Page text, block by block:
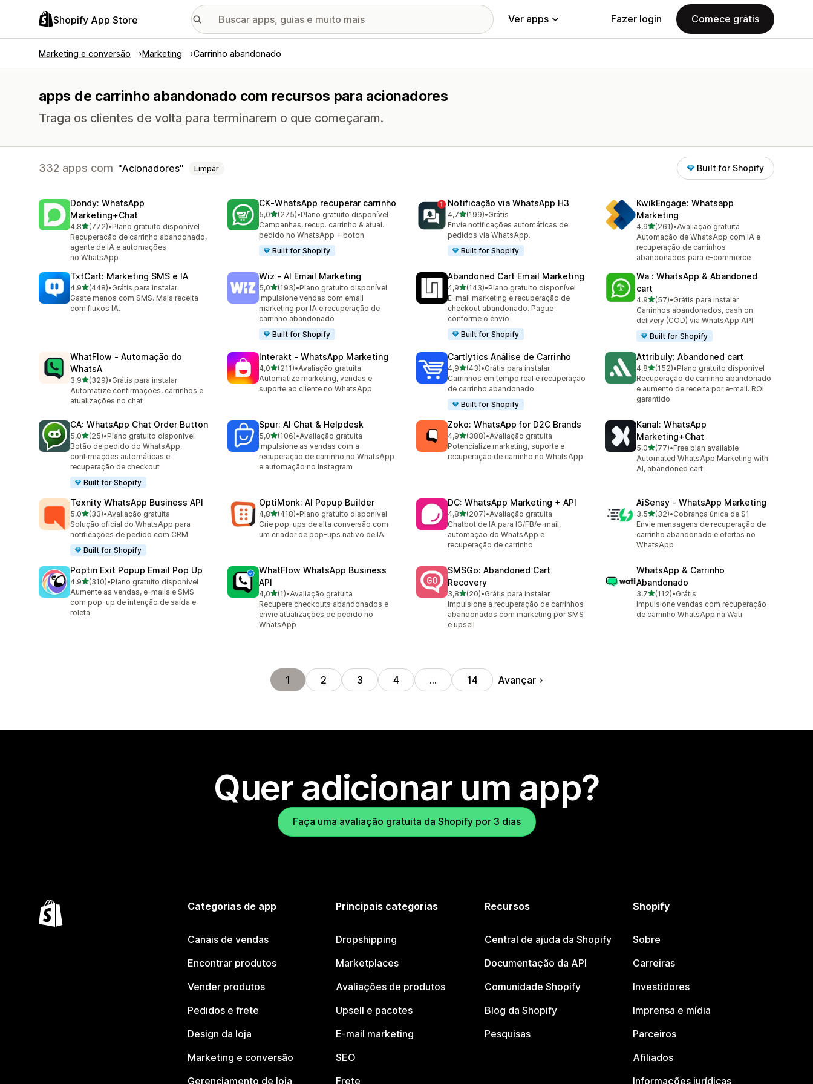
Shopify App Store Ver apps Fazer login Comece grátis
Marketing e conversão Marketing Carrinho abandonado
apps de carrinho abandonado com recursos para acionadores
Traga os clientes de volta para terminarem o que começaram.
332 apps com Acionadores Limpar Built for Shopify
Dondy: WhatsApp
Marketing+Chat
4,8de 5 estrelas
(772)
772 avaliações ao todo
•Plano gratuito disponível
Recuperação de carrinho abandonado,
agente de IA e automações
no WhatsApp
CK‑WhatsApp recuperar carrinho
5,0de 5 estrelas
(275)
275 avaliações ao todo
•Plano gratuito disponível
Campanhas, recup. carrinho & atual.
pedido no WhatsApp + boton
Built for Shopify
Notificação via WhatsApp H3
4,7de 5 estrelas
(199)
199 avaliações ao todo
•Grátis
Envie notificações automáticas de
pedidos via WhatsApp.
Built for Shopify
KwikEngage: Whatsapp
Marketing
4,9de 5 estrelas
(261)
261 avaliações ao todo
•Avaliação gratuita
Automação de WhatsApp com IA e
recuperação de carrinhos
abandonados para e-commerce
TxtCart: Marketing SMS e IA
4,9de 5 estrelas
(448)
448 avaliações ao todo
•Grátis para instalar
Gaste menos com SMS. Mais receita
com fluxos IA.
Wiz ‑ AI Email Marketing
5,0de 5 estrelas
(193)
193 avaliações ao todo
•Plano gratuito disponível
Impulsione vendas com email
marketing por IA e recuperação de
carrinho abandonado
Built for Shopify
Abandoned Cart Email Marketing
4,9de 5 estrelas
(143)
143 avaliações ao todo
•Plano gratuito disponível
E-mail marketing e recuperação de
checkout abandonado. Pague
conforme o envio
Built for Shopify
Wa : WhatsApp & Abandoned
cart
4,9de 5 estrelas
(57)
57 avaliações ao todo
•Grátis para instalar
Carrinhos abandonados, cash on
delivery (COD) via WhatsApp API
Built for Shopify
WhatFlow ‑ Automação do
WhatsA
3,9de 5 estrelas
(329)
329 avaliações ao todo
•Grátis para instalar
Automatize confirmações, carrinhos e
atualizações no chat
Interakt ‑ WhatsApp Marketing
4,0de 5 estrelas
(211)
211 avaliações ao todo
•Avaliação gratuita
Automatize marketing, vendas e
suporte ao cliente no WhatsApp
Cartlytics Análise de Carrinho
4,9de 5 estrelas
(43)
43 avaliações ao todo
•Grátis para instalar
Carrinhos em tempo real e recuperação
de carrinho abandonado
Built for Shopify
Attribuly: Abandoned cart
4,8de 5 estrelas
(152)
152 avaliações ao todo
•Plano gratuito disponível
Recuperação de carrinho abandonado
e aumento de receita por e-mail. ROI
garantido.
CA: WhatsApp Chat Order Button
5,0de 5 estrelas
(25)
25 avaliações ao todo
•Plano gratuito disponível
Botão de pedido do WhatsApp,
confirmações automáticas e
recuperação de checkout
Built for Shopify
Spur: AI Chat & Helpdesk
5,0de 5 estrelas
(106)
106 avaliações ao todo
•Avaliação gratuita
Impulsione as vendas com a
recuperação de carrinho no WhatsApp
e automação no Instagram
Zoko: WhatsApp for D2C Brands
4,9de 5 estrelas
(388)
388 avaliações ao todo
•Avaliação gratuita
Potencialize marketing, suporte e
recuperação de carrinho no WhatsApp
Kanal: WhatsApp
Marketing+Chat
5,0de 5 estrelas
(77)
77 avaliações ao todo
•Free plan available
Automated WhatsApp Marketing with
AI, abandoned cart
Texnity WhatsApp Business API
5,0de 5 estrelas
(33)
33 avaliações ao todo
•Avaliação gratuita
Solução oficial do WhatsApp para
notificações de pedido com CRM
Built for Shopify
OptiMonk: AI Popup Builder
4,8de 5 estrelas
(418)
418 avaliações ao todo
•Plano gratuito disponível
Crie pop-ups de alta conversão com
um criador de pop-ups nativo de IA.
DC: WhatsApp Marketing + API
4,8de 5 estrelas
(207)
207 avaliações ao todo
•Avaliação gratuita
Chatbot de IA para IG/FB/e-mail,
automação do WhatsApp e
recuperação de carrinho
AiSensy ‑ WhatsApp Marketing
3,5de 5 estrelas
(32)
32 avaliações ao todo
•Cobrança única de $1
Envie mensagens de recuperação de
carrinho abandonado e ofertas no
WhatsApp
Poptin Exit Popup Email Pop Up
4,9de 5 estrelas
(310)
310 avaliações ao todo
•Plano gratuito disponível
Aumente as vendas, e-mails e SMS
com pop-up de intenção de saída e
roleta
WhatFlow WhatsApp Business
API
4,0de 5 estrelas
(1)
1 avaliações ao todo
•Avaliação gratuita
Recupere checkouts abandonados e
envie atualizações de pedido no
WhatsApp
SMSGo: Abandoned Cart
Recovery
3,8de 5 estrelas
(20)
20 avaliações ao todo
•Grátis para instalar
Impulsione a recuperação de carrinhos
abandonados com marketing por SMS
e upsell
WhatsApp & Carrinho
Abandonado
3,7de 5 estrelas
(112)
112 avaliações ao todo
•Grátis
Impulsione vendas com recuperação
de carrinho WhatsApp na Wati
1 2 3 4 … 14 Avançar
Quer adicionar um app?
Faça uma avaliação gratuita da Shopify por 3 dias
Categorias de app
Canais de vendas
Encontrar produtos
Vender produtos
Pedidos e frete
Design da loja
Marketing e conversão
Gerenciamento de loja
Principais categorias
Dropshipping
Marketplaces
Avaliações de produtos
Upsell e pacotes
E-mail marketing
SEO
Frete
Recursos
Central de ajuda da Shopify
Documentação da API
Comunidade Shopify
Blog da Shopify
Pesquisas
Shopify
Sobre
Carreiras
Investidores
Imprensa e mídia
Parceiros
Afiliados
Informações jurídicas